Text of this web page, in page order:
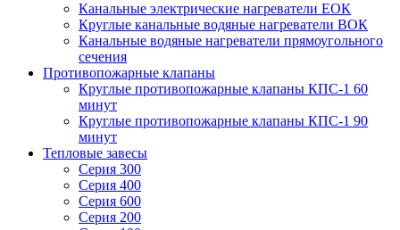
Канальные электрические нагреватели ЕОК
Круглые канальные водяные нагреватели ВОК
Канальные водяные нагреватели прямоугольного
сечения
Противопожарные клапаны
Круглые противопожарные клапаны КПС-1 60
минут
Круглые противопожарные клапаны КПС-1 90
минут
Тепловые завесы
Серия 300
Серия 400
Серия 600
Серия 200